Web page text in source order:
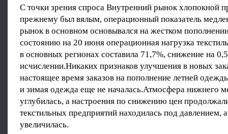
С точки зрения спроса Внутренний рынок хлопокной
прежнему был вялым, операционный показатель
рынок в основном основывался на жестком
состоянию на 20 июня операционная нагрузка
в основных регионах составила 71,7%, снижение на
исчислении.Никаких признаков улучшения в новых
настоящее время заказов на пополнение летней
и зимая одежда еще не началась.Атмосфера нижнего
углубилась, а настроения по снижению цен
текстильных предприятий находилась под давлением,
увеличилась.